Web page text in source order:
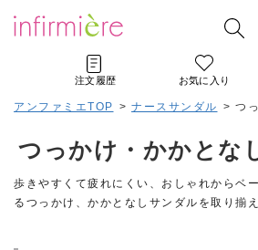
注文履歴 お気に入り
アンファミエTOP > ナースサンダル > つ
つっかけ・かかとな
歩きやすくて疲れにくい、おしゃれからベ
るつっかけ、かかとなしサンダルを取り揃